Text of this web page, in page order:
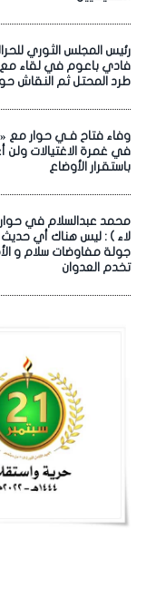
رئيس المجلس الثوري
فادي باعوم في لقاء مع
طرد المحتل ثم النقاش
وفاء فتاح فـي حوار مع
في غمرة الاغتيالات ولن
باستقرار الأوضاع
محمد عبدالسلام في
لاء ) : ليس هناك أي
جولة مفاوضات سلام و
تخدم العدوان